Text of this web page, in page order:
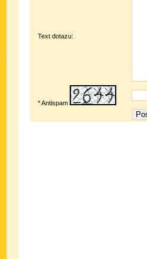
Text dotazu:
* Antispam